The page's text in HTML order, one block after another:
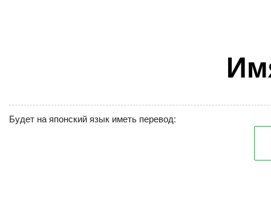
Будет на японский язык иметь перевод: